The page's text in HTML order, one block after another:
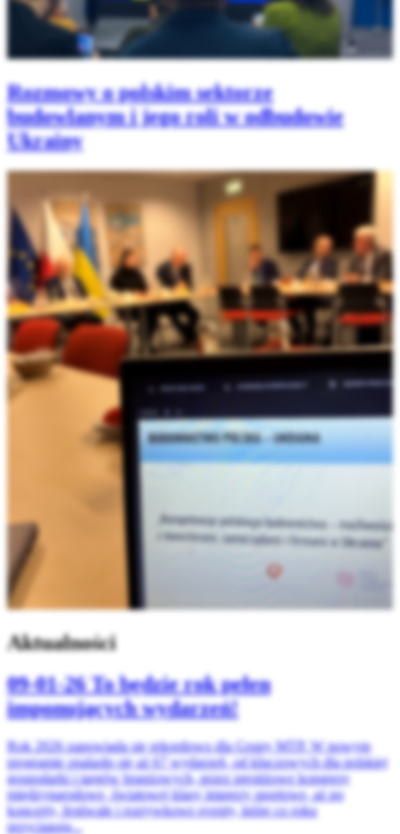
Rozmowy o polskim sektorze
budowlanym i jego roli w odbudowie
Ukrainy
Aktualności
09-01-26To będzie rok pełen
imponujących wydarzeń!
Rok 2026 zapowiada się rekordowo dla Grupy MTP. W nowym
programie znalazło się aż 67 wydarzeń, od kluczowych dla polskiej
gospodarki i targów branżowych, przez prestiżowe kongresy
międzynarodowe, światowej klasy imprezy sportowe, aż po
koncerty, festiwale i rozrywkowe eventy, które co roku
przyciągają...